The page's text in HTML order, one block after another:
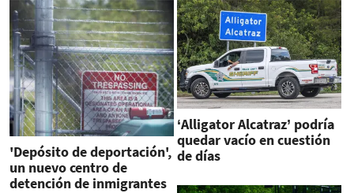
'Depósito de deportación',
un nuevo centro de
detención de inmigrantes
‘Alligator Alcatraz’ podría
quedar vacío en cuestión
de días